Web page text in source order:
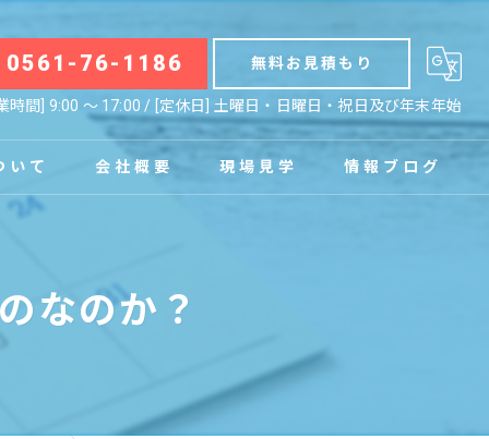
0561-76-1186 無料お見積もり
時間] 9:00 〜 17:00 / [定休日] 土曜日・日曜日・祝日及び年末年始
いて 会社概要 現場見学 情報ブログ
なのか？